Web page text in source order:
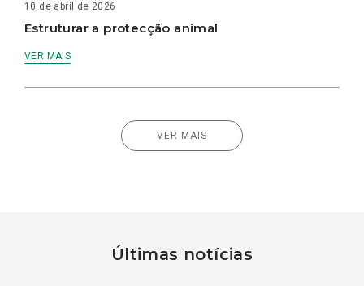
10 de abril de 2026
Estruturar a protecção animal
VER MAIS
VER MAIS
Últimas notícias